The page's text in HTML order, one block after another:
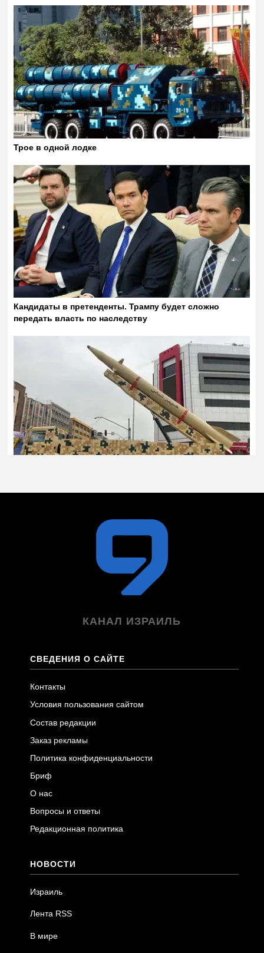
КАНАЛ ИЗРАИЛЬ
СВЕДЕНИЯ О САЙТЕ
Контакты
Условия пользования сайтом
Состав редакции
Заказ рекламы
Политика конфиденциальности
Бриф
О нас
Вопросы и ответы
Редакционная политика
НОВОСТИ
Израиль
Лента RSS
В мире